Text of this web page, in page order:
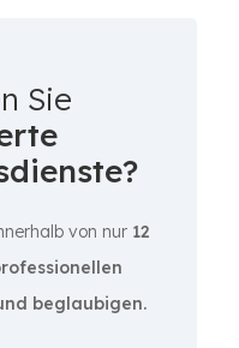
Sie
von nur 12
beglaubigen.